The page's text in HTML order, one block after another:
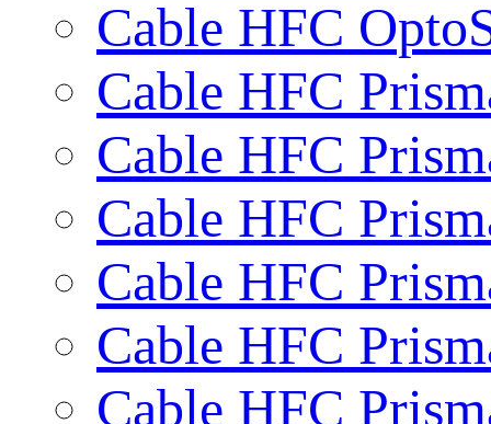
Cable HFC
Cable HFC
Cable HFC
Cable HFC
Cable HFC
Cable HFC
Cable HFC